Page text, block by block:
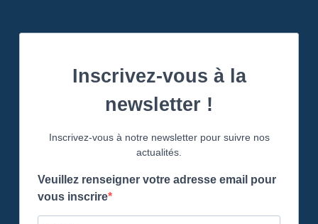
Inscrivez-vous à la
newsletter !
Inscrivez-vous à notre newsletter pour suivre nos
actualités.
Veuillez renseigner votre adresse email pour
vous inscrire